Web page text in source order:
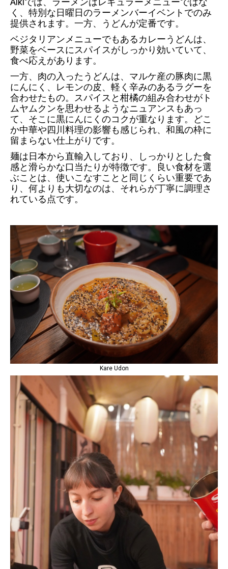
く、特別な日曜日のラーメンバーイベントでのみ
提供されます。一方、うどんが定番です。
ベジタリアンメニューでもあるカレーうどんは、
野菜をベースにスパイスがしっかり効いていて、
食べ応えがあります。
一方、肉の入ったうどんは、マルケ産の豚肉に黒
にんにく、レモンの皮、軽く辛みのあるラグーを
合わせたもの。スパイスと柑橘の組み合わせがト
ムヤムクンを思わせるようなニュアンスもあっ
て、そこに黒にんにくのコクが重なります。どこ
か中華や四川料理の影響も感じられ、和風の枠に
留まらない仕上がりです。
麺は日本から直輸入しており、しっかりとした食
感と滑らかな口当たりが特徴です。良い食材を選
ぶことは、使いこなすことと同じくらい重要であ
り、何よりも大切なのは、それらが丁寧に調理さ
れている点です。
Kare Udon